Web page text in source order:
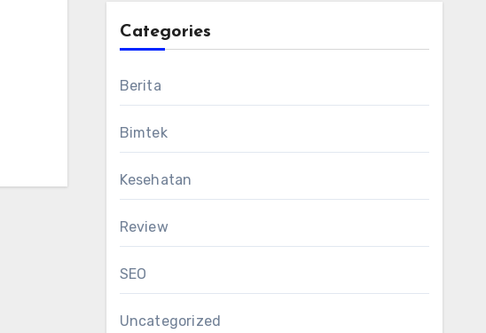
Categories
Berita
Bimtek
Kesehatan
Review
SEO
Uncategorized